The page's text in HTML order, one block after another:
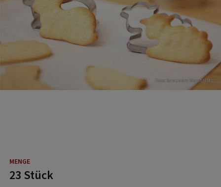
Foto: Servus am Marktplatz
23 Stück